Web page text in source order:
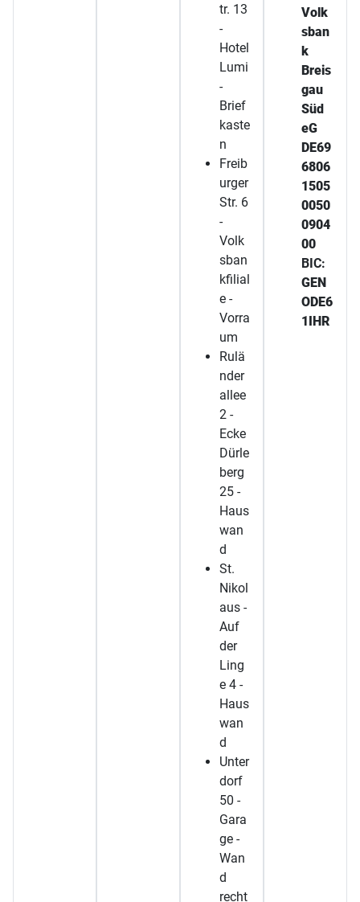
tr. 13
-
Hotel
Lumi
-
Brief
kaste
n
Freib
urger
Str. 6
-
Volk
sban
kfilial
e -
Vorra
um
Rulä
nder
allee
2 -
Ecke
Dürle
berg
25 -
Haus
wan
d
St.
Nikol
aus -
Auf
der
Ling
e 4 -
Haus
wan
d
Unter
dorf
50 -
Gara
ge -
Wan
d
recht
Volk
sban
k
Breis
gau
Süd
eG
DE69
6806
1505
0050
0904
00
BIC:
GEN
ODE6
1IHR